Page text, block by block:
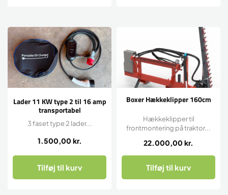
Lader 11 KW type 2 til 16 amp
transportabel
1.500,00 kr.
3 faset type 2 lader...
Tilføj til kurv
Boxer Hækkeklipper 160cm
22.000,00 kr.
Hækkeklipper til
frontmontering på traktor...
Tilføj til kurv